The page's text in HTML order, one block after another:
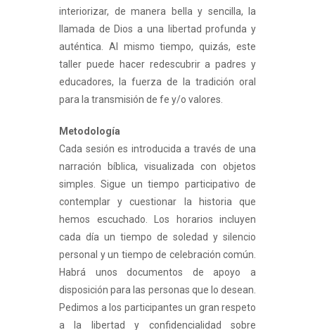
interiorizar, de manera bella y sencilla, la
llamada de Dios a una libertad profunda y
auténtica. Al mismo tiempo, quizás, este
taller puede hacer redescubrir a padres y
educadores, la fuerza de la tradición oral
para la transmisión de fe y/o valores.
Metodología
Cada sesión es introducida a través de una
narración bíblica, visualizada con objetos
simples. Sigue un tiempo participativo de
contemplar y cuestionar la historia que
hemos escuchado. Los horarios incluyen
cada día un tiempo de soledad y silencio
personal y un tiempo de celebración común.
Habrá unos documentos de apoyo a
disposición para las personas que lo desean.
Pedimos a los participantes un gran respeto
a la libertad y confidencialidad sobre